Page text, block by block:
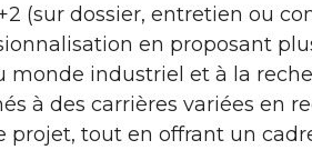
(sur dossier, entretien ou
en proposant
industriel et à la
à des carrières variées en
tout en offrant un